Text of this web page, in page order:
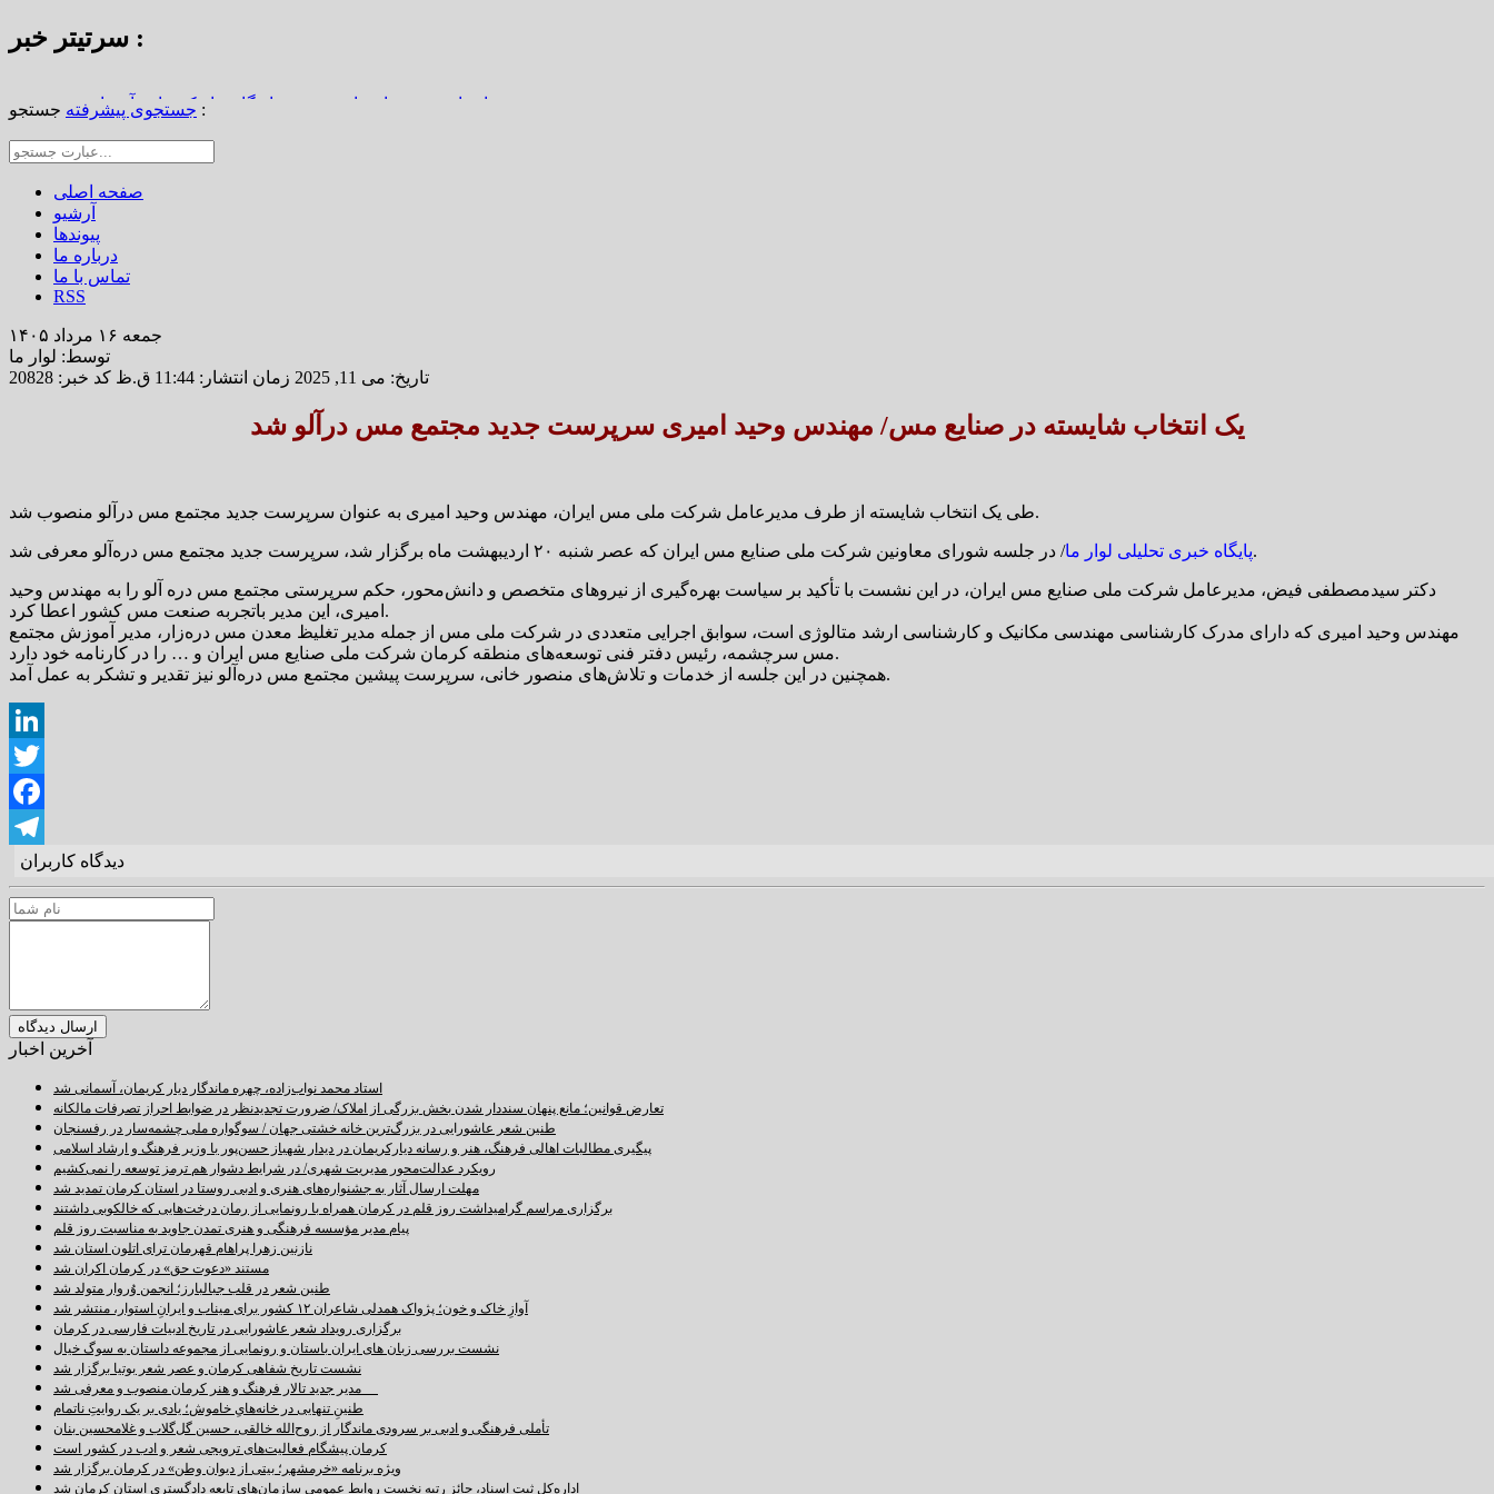
سرتیتر خبر :
استاد محمد نواب‌زاده، چهره ماندگار دیار کریمان، آسمانی شد
تعارض قوانین؛ مانع پنهان سنددار شدن بخش بزرگی از املاک/ ضرورت تجدیدنظر در ضوابط احراز تصرفات مالکانه
طنین شعر عاشورایی در بزرگ‌ترین خانه خشتی جهان / سوگواره ملی چشمه‌سار در رفسنجان
جستجوی پیشرفته جستجو :
صفحه اصلی
آرشیو
پیوندها
درباره ما
تماس با ما
RSS
جمعه ۱۶ مرداد ۱۴۰۵
توسط: لوار ما
تاریخ: می 11, 2025 زمان انتشار: 11:44 ق.ظ
کد خبر: 20828
یک انتخاب شایسته در صنایع مس/ مهندس وحید امیری سرپرست جدید مجتمع مس درآلو شد
طی یک انتخاب شایسته از طرف مدیرعامل شرکت ملی مس ایران، مهندس وحید امیری به عنوان سرپرست جدید مجتمع مس درآلو منصوب شد.
پایگاه خبری تحلیلی لوار ما/ در جلسه شورای معاونین شرکت ملی صنایع مس ایران که عصر شنبه ۲۰ اردیبهشت‌ ماه برگزار شد، سرپرست جدید مجتمع مس دره‌آلو معرفی شد.
دکتر سیدمصطفی فیض، مدیرعامل شرکت ملی صنایع مس ایران، در این نشست با تأکید بر سیاست بهره‌گیری از نیروهای متخصص و دانش‌محور، حکم سرپرستی مجتمع مس دره آلو را به مهندس وحید
امیری، این مدیر باتجربه صنعت مس کشور اعطا کرد.
مهندس وحید امیری که دارای مدرک کارشناسی مهندسی مکانیک و کارشناسی ارشد متالوژی است، سوابق اجرایی متعددی در شرکت ملی مس از جمله مدیر تغلیظ معدن مس دره‌زار، مدیر آموزش مجتمع
مس سرچشمه، رئیس دفتر فنی توسعه‌های منطقه کرمان شرکت ملی صنایع مس ایران و … را در کارنامه خود دارد.
همچنین در این جلسه از خدمات و تلاش‌های منصور خانی، سرپرست پیشین مجتمع مس دره‌آلو نیز تقدیر و تشکر به عمل آمد.
LinkedIn
Twitter
Facebook
Telegram
دیدگاه کاربران
آخرین اخبار
استاد محمد نواب‌زاده، چهره ماندگار دیار کریمان، آسمانی شد
تعارض قوانین؛ مانع پنهان سنددار شدن بخش بزرگی از املاک/ ضرورت تجدیدنظر در ضوابط احراز تصرفات مالکانه
طنین شعر عاشورایی در بزرگ‌ترین خانه خشتی جهان / سوگواره ملی چشمه‌سار در رفسنجان
پیگیری مطالبات اهالی فرهنگ، هنر و رسانه دیارکریمان در دیدار شهباز حسن‌پور با وزیر فرهنگ و ارشاد اسلامی
رویکرد عدالت‌محور مدیریت شهری/ در شرایط دشوار هم ترمز توسعه را نمی‌کشیم
مهلت ارسال آثار به جشنواره‌های هنری و ادبی روستا در استان کرمان تمدید شد
برگزاری مراسم گرامیداشت روز قلم در کرمان همراه با رونمایی از رمان درخت‌هایی که خالکوبی داشتند
پیام مدیر مؤسسه فرهنگی و هنری تمدن جاوید به مناسبت روز قلم
نازنین زهرا پراهام قهرمان ترای اتلون استان شد
مستند «دعوت حق» در کرمان اکران شد
طنین شعر در قلب جبالبارز؛ انجمن وُروار متولد شد
آوازِ خاک و خون؛ پژواک همدلی شاعران ۱۲ کشور برای میناب و ایرانِ استوار، منتشر شد
برگزاری رویداد شعر عاشورایی در تاریخ ادبیات فارسی در کرمان
نشست بررسی زبان های ایران باستان و رونمایی از مجموعه داستان به سوگ خیال
نشست تاریخ شفاهی کرمان و عصر شعر بوتیا برگزار شد
طنینِ تنهایی در خانه‌هایِ خاموش؛ یادی بر یک روایتِ ناتمام
تأملی فرهنگی و ادبی بر سرودی ماندگار از روح‌الله خالقی، حسین گل‌گلاب و غلامحسین بنان
کرمان پیشگام فعالیت‌های ترویجی شعر و ادب در کشور است
ویژه برنامه «خرمشهر؛ بیتی از دیوان وطن» در کرمان برگزار شد
اداره‌کل ثبت اسناد، حائز رتبه نخست روابط عمومی سازمان‌های تابعه دادگستری استان کرمان شد